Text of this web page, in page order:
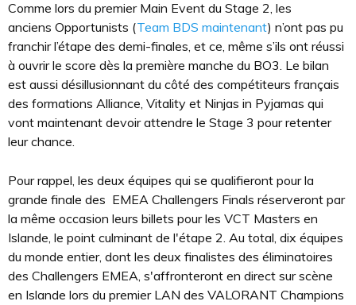
Comme lors du premier Main Event du Stage 2, les
anciens Opportunists (Team BDS maintenant) n’ont pas pu
franchir l’étape des demi-finales, et ce, même s’ils ont réussi
à ouvrir le score dès la première manche du BO3. Le bilan
est aussi désillusionnant du côté des compétiteurs français
des formations Alliance, Vitality et Ninjas in Pyjamas qui
vont maintenant devoir attendre le Stage 3 pour retenter
leur chance.
Pour rappel, les deux équipes qui se qualifieront pour la
grande finale des EMEA Challengers Finals réserveront par
la même occasion leurs billets pour les VCT Masters en
Islande, le point culminant de l'étape 2. Au total, dix équipes
du monde entier, dont les deux finalistes des éliminatoires
des Challengers EMEA, s'affronteront en direct sur scène
en Islande lors du premier LAN des VALORANT Champions